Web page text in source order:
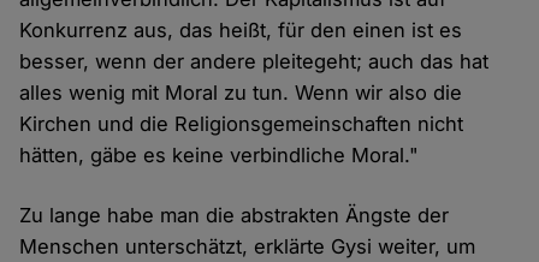
Konkurrenz aus, das heißt, für den einen ist es
besser, wenn der andere pleitegeht; auch das hat
alles wenig mit Moral zu tun. Wenn wir also die
Kirchen und die Religionsgemeinschaften nicht
hätten, gäbe es keine verbindliche Moral."
Zu lange habe man die abstrakten Ängste der
Menschen unterschätzt, erklärte Gysi weiter, um